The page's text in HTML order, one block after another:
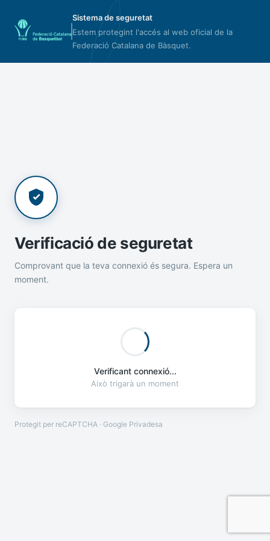
Sistema de seguretat
Estem protegint l'accés al web oficial de la
Federació Catalana de Bàsquet.
Verificació de seguretat
Comprovant que la teva connexió és segura. Espera un
moment.
Verificant connexió...
Això trigarà un moment
Protegit per reCAPTCHA · Google Privadesa